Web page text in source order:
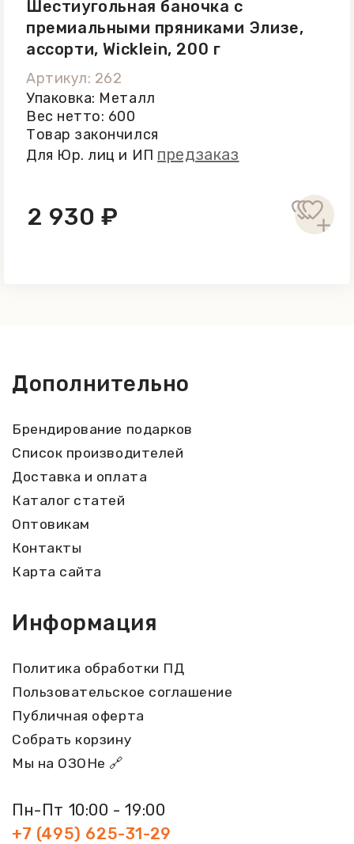
Шестиугольная баночка с
премиальными пряниками Элизе,
ассорти, Wicklein, 200 г
Артикул: 262
Упаковка: Металл
Вес нетто: 600
Товар закончился
Для Юр. лиц и ИП предзаказ
2 930 ₽
Дополнительно
Брендирование подарков
Список производителей
Доставка и оплата
Каталог статей
Оптовикам
Контакты
Карта сайта
Информация
Политика обработки ПД
Пользовательское соглашение
Публичная оферта
Собрать корзину
Мы на ОЗОНе 🔗
Пн-Пт 10:00 - 19:00
+7 (495) 625-31-29